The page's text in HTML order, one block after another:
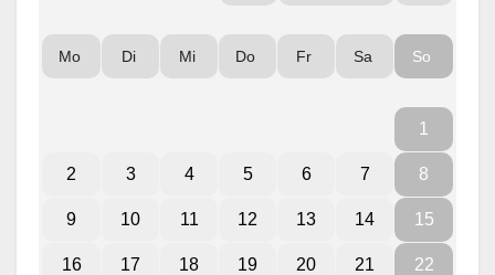
Mo Di Mi Do Fr Sa So
1
2 3 4 5 6 7 8
9 10 11 12 13 14 15
16 17 18 19 20 21 22